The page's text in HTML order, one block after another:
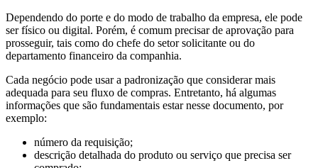
Dependendo do porte e do modo de trabalho da empresa, ele pode
ser físico ou digital. Porém, é comum precisar de aprovação para
prosseguir, tais como do chefe do setor solicitante ou do
departamento financeiro da companhia.
Cada negócio pode usar a padronização que considerar mais
adequada para seu fluxo de compras. Entretanto, há algumas
informações que são fundamentais estar nesse documento, por
exemplo:
número da requisição;
descrição detalhada do produto ou serviço que precisa ser